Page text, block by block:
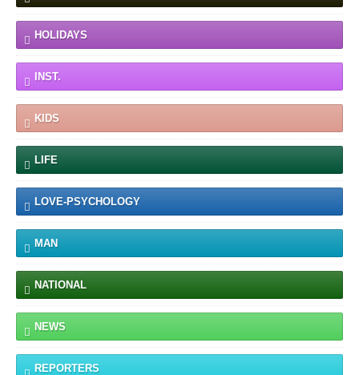
HOLIDAYS
INST.
KIDS
LIFE
LOVE-PSYCHOLOGY
MAN
NATIONAL
NEWS
REPORTERS